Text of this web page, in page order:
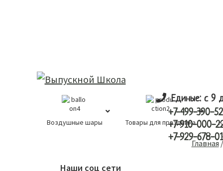
Единые: с 9
+7-499-390-
+7-910-000-
+7-929-678-
Воздушные шары Товары для праздника
Главная/
сайдбар
Наши соц сети